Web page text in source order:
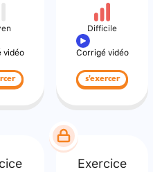
vidéo
Difficile
Corrigé vidéo
s'exercer
Exercice